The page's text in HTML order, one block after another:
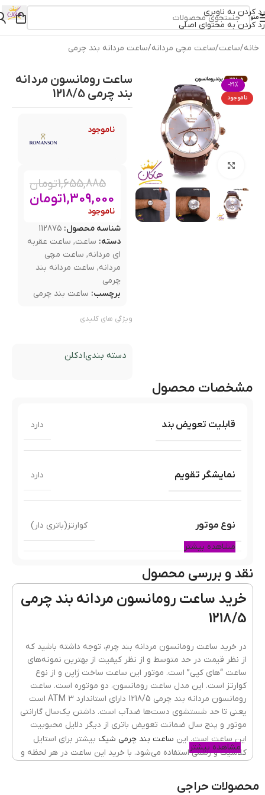
رد کردن به ناوبری
رد کردن به محتوای اصلی
منو
خانه/ساعت/ساعت مچی مردانه/ساعت مردانه بند چرمی
-21%
ناموجود
بزرگنمایی تصویر
ساعت رومانسون مردانه
بند چرمی 1218/5
ناموجود
1,655,885تومان
1,309,000تومان
ناموجود
شناسه محصول: 112875
دسته: ساعت, ساعت عقربه
ای مردانه, ساعت مچی
مردانه, ساعت مردانه بند
چرمی
برچسب: ساعت بند چرمی
ویژگی های کلیدی
دسته بندیادکلن
مشخصات محصول
قابلیت تعویض بند دارد
نمایشگر تقویم دارد
نوع موتور کوارتز(باتری دار)
رنگ قاب
جنس قاب
رنگ بند قهوه ای
جنسیت ساعت مردانه
مشاهده بیشتر
نقد و بررسی محصول
خرید ساعت رومانسون مردانه بند چرمی
1218/5
در خرید ساعت رومانسون مردانه بند چرم، توجه داشته باشید که
از نظر قیمت در حد متوسط و از نظر کیفیت از بهترین نمونه‌های
ساعت “های کپی” است. موتور این ساعت ساخت ژاپن و از نوع
کوارتز است. این مدل ساعت رومانسون، دو موتوره است. ساعت
رومانسون مردانه بند چرمی 1218/5 دارای استاندارد 3 ATM است
یعنی تا حد شستشوی دست‌ها ضدآب است. داشتن یک‌سال گارانتی
موتور و پنج سال ضمانت تعویض باتری از دیگر دلایل محبوبیت
این ساعت است. این ساعت بند چرمی شیک بیشتر برای استایل
کلاسیک و رسمی استفاده می‌شود. با خرید این ساعت در هر لحظه و
مشاهده بیشتر
محصولات حراجی